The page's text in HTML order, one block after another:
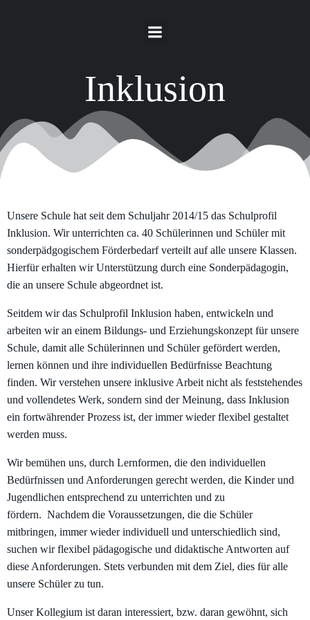
zum
Inhalt
Inklusion
Unsere Schule hat seit dem Schuljahr 2014/15 das Schulprofil
Inklusion. Wir unterrichten ca. 40 Schülerinnen und Schüler mit
sonderpädgogischem Förderbedarf verteilt auf alle unsere Klassen.
Hierfür erhalten wir Unterstützung durch eine Sonderpädagogin,
die an unsere Schule abgeordnet ist.
Seitdem wir das Schulprofil Inklusion haben, entwickeln und
arbeiten wir an einem Bildungs- und Erziehungskonzept für unsere
Schule, damit alle Schülerinnen und Schüler gefördert werden,
lernen können und ihre individuellen Bedürfnisse Beachtung
finden. Wir verstehen unsere inklusive Arbeit nicht als feststehendes
und vollendetes Werk, sondern sind der Meinung, dass Inklusion
ein fortwährender Prozess ist, der immer wieder flexibel gestaltet
werden muss.
Wir bemühen uns, durch Lernformen, die den individuellen
Bedürfnissen und Anforderungen gerecht werden, die Kinder und
Jugendlichen entsprechend zu unterrichten und zu
fördern. Nachdem die Voraussetzungen, die die Schüler
mitbringen, immer wieder individuell und unterschiedlich sind,
suchen wir flexibel pädagogische und didaktische Antworten auf
diese Anforderungen. Stets verbunden mit dem Ziel, dies für alle
unsere Schüler zu tun.
Unser Kollegium ist daran interessiert, bzw. daran gewöhnt, sich